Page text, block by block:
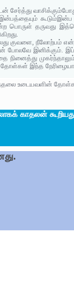
வாசிக்கும்போது
கூடும்இன்ப
தருவது
குவளை, நீலோற்பம்
இனிக்கும்.
நினைத்து
இந்த
உடையவளின்
கக் காதலன்